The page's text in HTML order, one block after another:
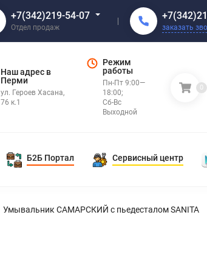
+7(342)219-54-07
Отдел продаж заказать
Наш адрес в
Перми
ул. Героев Хасана,
76 к.1
Режим
работы
Пн-Пт 9:00—
18:00;
Сб-Вс
Выходной
0
Б2Б Портал Сервисный центр
Умывальник САМАРСКИЙ с пьедесталом SANITA